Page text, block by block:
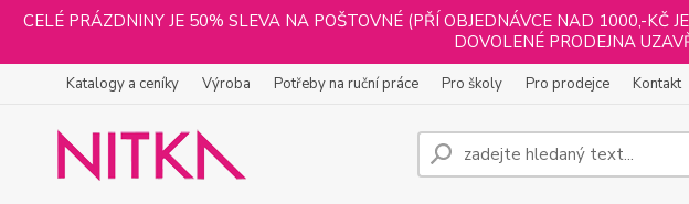
CELÉ PRÁZDNINY JE 50% SLEVA NA POŠTOVNÉ (PŘÍ OBJEDNÁVCE NAD 1000,-
DOVOLENÉ PRODEJNA
Katalogy a ceníky Výroba Potřeby na ruční práce Pro školy Pro prodejce Kontakt